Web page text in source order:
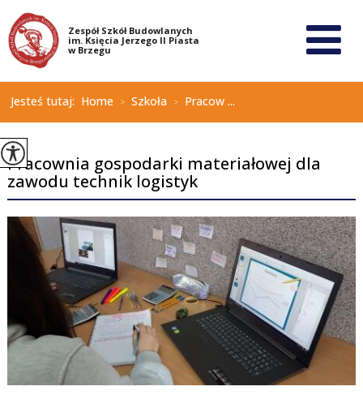
Jesteś tutaj: Home > Szkoła > Pracow ...
Pracownia gospodarki materiałowej dla
zawodu technik logistyk